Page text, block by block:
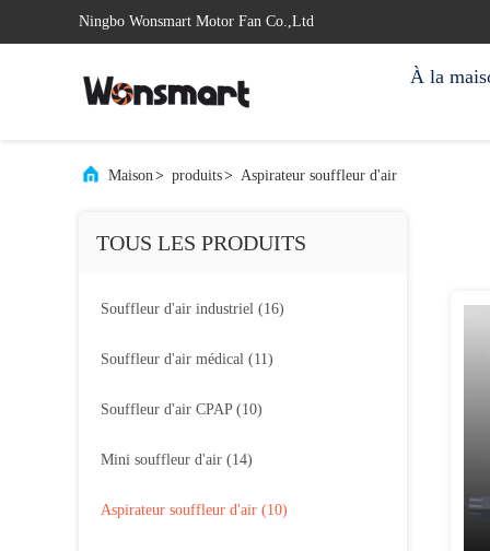
Ningbo Wonsmart Motor Fan Co.,Ltd
À la
Maison> produits> Aspirateur souffleur d'air
TOUS LES PRODUITS
Souffleur d'air industriel (16)
Souffleur d'air médical (11)
Souffleur d'air CPAP (10)
Mini souffleur d'air (14)
Aspirateur souffleur d'air (10)